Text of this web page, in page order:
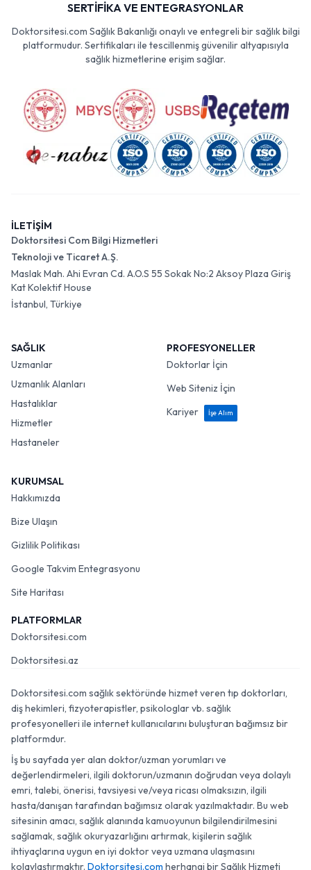
SERTİFİKA VE ENTEGRASYONLAR
Doktorsitesi.com Sağlık Bakanlığı onaylı ve entegreli bir sağlık bilgi
platformudur. Sertifikaları ile tescillenmiş güvenilir altyapısıyla
sağlık hizmetlerine erişim sağlar.
İLETİŞİM
Doktorsitesi Com Bilgi Hizmetleri
Teknoloji ve Ticaret A.Ş.
Maslak Mah. Ahi Evran Cd. A.O.S 55 Sokak No:2 Aksoy Plaza Giriş
Kat Kolektif House
İstanbul, Türkiye
SAĞLIK
Uzmanlar
Uzmanlık Alanları
Hastalıklar
Hizmetler
Hastaneler
PROFESYONELLER
Doktorlar İçin
Web Siteniz İçin
Kariyer
İşe Alım
KURUMSAL
Hakkımızda
Bize Ulaşın
Gizlilik Politikası
Google Takvim Entegrasyonu
Site Haritası
PLATFORMLAR
Doktorsitesi.com
Doktorsitesi.az
Doktorsitesi.com sağlık sektöründe hizmet veren tıp doktorları,
diş hekimleri, fizyoterapistler, psikologlar vb. sağlık
profesyonelleri ile internet kullanıcılarını buluşturan bağımsız bir
platformdur.
İş bu sayfada yer alan doktor/uzman yorumları ve
değerlendirmeleri, ilgili doktorun/uzmanın doğrudan veya dolaylı
emri, talebi, önerisi, tavsiyesi ve/veya ricası olmaksızın, ilgili
hasta/danışan tarafından bağımsız olarak yazılmaktadır. Bu web
sitesinin amacı, sağlık alanında kamuoyunun bilgilendirilmesini
sağlamak, sağlık okuryazarlığını artırmak, kişilerin sağlık
ihtiyaçlarına uygun en iyi doktor veya uzmana ulaşmasını
kolaylaştırmaktır. Doktorsitesi.com herhangi bir Sağlık Hizmeti